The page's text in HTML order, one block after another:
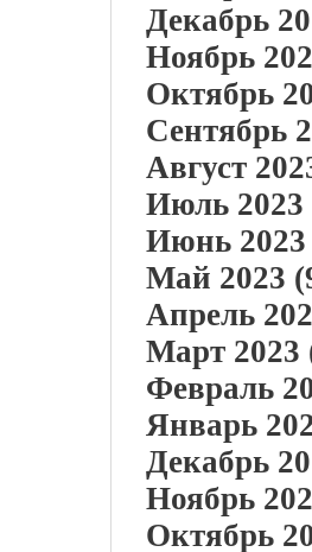
Декабрь
Ноябрь
Октябрь
Сентябрь
Август
Июль 2023
Июнь 2023
Май 2023
Апрель
Март 2023
Февраль
Январь
Декабрь
Ноябрь
Октябрь